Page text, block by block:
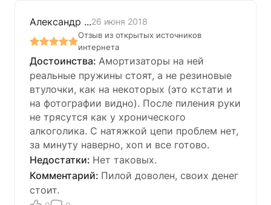
Александр ...26 июня 2018
Отзыв из открытых источников
интернета
Амортизаторы на ней
реальные пружины стоят, а не резиновые
втулочки, как на некоторых (это кстати и
на фотографии видно). После пиления руки
не трясутся как у хронического
алкоголика. С натяжкой цепи проблем нет,
за минуту наверно, хоп и все готово.
Нет таковых.
Пилой доволен, своих денег
стоит.